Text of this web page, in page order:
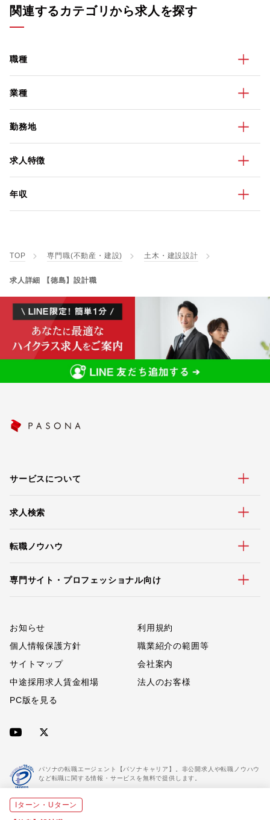
関連するカテゴリから求人を探す
職種
業種
勤務地
求人特徴
年収
TOP 専門職(不動産・建設) 土木・建設設計
求人詳細 【徳島】設計職
サービスについて
求人検索
転職ノウハウ
専門サイト・プロフェッショナル向け
お知らせ
利用規約
個人情報保護方針
職業紹介の範囲等
サイトマップ
会社案内
中途採用求人賃金相場
法人のお客様
PC版を見る
パソナの転職エージェント【パソナキャリア】。非公開求人や転職ノウハウ
など転職に関する情報・サービスを無料で提供します。
「パソナキャリア」は職業紹介優良事業者に認定されています。
Iターン・Uターン